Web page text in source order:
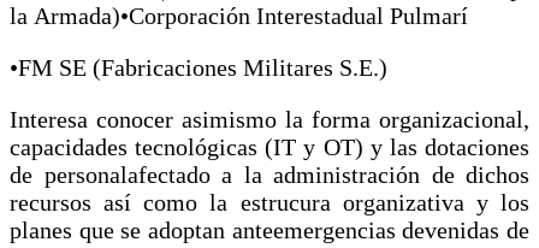
la Armada)•Corporación Interestadual Pulmarí
•FM SE (Fabricaciones Militares S.E.)
Interesa conocer asimismo la forma organizacional,
capacidades tecnológicas (IT y OT) y las dotaciones
de personalafectado a la administración de dichos
recursos así como la estrucura organizativa y los
planes que se adoptan anteemergencias devenidas de